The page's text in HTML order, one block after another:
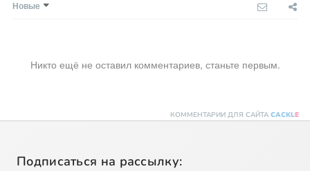
Новые
Никто ещё не оставил комментариев, станьте первым.
КОММЕНТАРИИ ДЛЯ САЙТА CACKLE
Подписаться на рассылку: